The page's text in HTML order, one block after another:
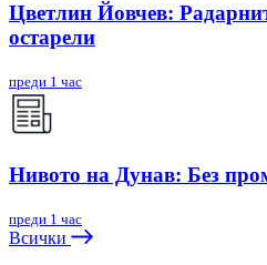
Цветлин Йовчев:
остарели
преди 1 час
Нивото на Дунав: Без
преди 1 час
Всички